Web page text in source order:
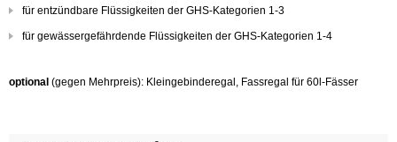
für entzündbare Flüssigkeiten der GHS-Kategorien 1-3
für gewässergefährdende Flüssigkeiten der GHS-Kategorien 1-4
optional (gegen Mehrpreis): Kleingebinderegal, Fassregal für 60l-Fässer